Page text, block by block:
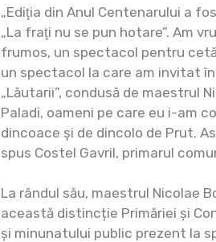
„Ediţia din Anul Centenarului a
„La fraţi nu se pun hotare”. Am
frumos, un spectacol pentru
un spectacol la care am invitat
„Lăutarii”, condusă de maestrul
Paladi, oameni pe care eu i-am
dincoace şi de dincolo de Prut.
spus Costel Gavril, primarul
La rândul său, maestrul Nicolae
această distincție Primăriei și
și minunatului public prezent la